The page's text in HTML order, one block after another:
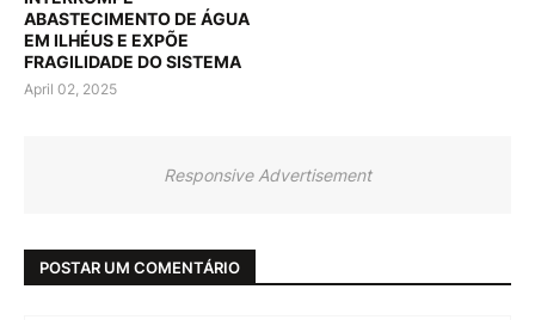
ABASTECIMENTO DE ÁGUA
EM ILHÉUS E EXPÕE
FRAGILIDADE DO SISTEMA
April 02, 2025
Responsive Advertisement
POSTAR UM COMENTÁRIO